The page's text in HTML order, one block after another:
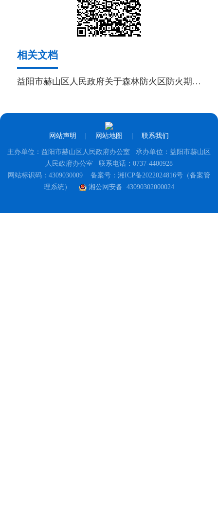
相关文档
益阳市赫山区人民政府关于森林防火区防火期严守禁火规定的通告
网站声明 网站地图 联系我们
主办单位：益阳市赫山区人民政府办公室 承办单位：益阳市赫山区
人民政府办公室 联系电话：0737-4400928
网站标识码：4309030009 备案号：湘ICP备2022024816号（备案管
理系统）
湘公网安备 43090302000024